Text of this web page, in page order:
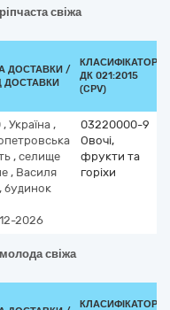
свіжа
ДОСТАВКИ /
ДОСТАВКИ
КЛАСИФІКАТОР
ДК 021:2015
(CPV)
, Україна ,
, селище
, Василя
будинок
2026
03220000-9
Овочі,
фрукти та
горіхи
свіжа
КЛАСИФІКАТОР